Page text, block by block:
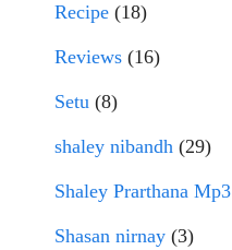
Recipe (18)
Reviews (16)
Setu (8)
shaley nibandh (29)
Shaley Prarthana Mp3
Shasan nirnay (3)